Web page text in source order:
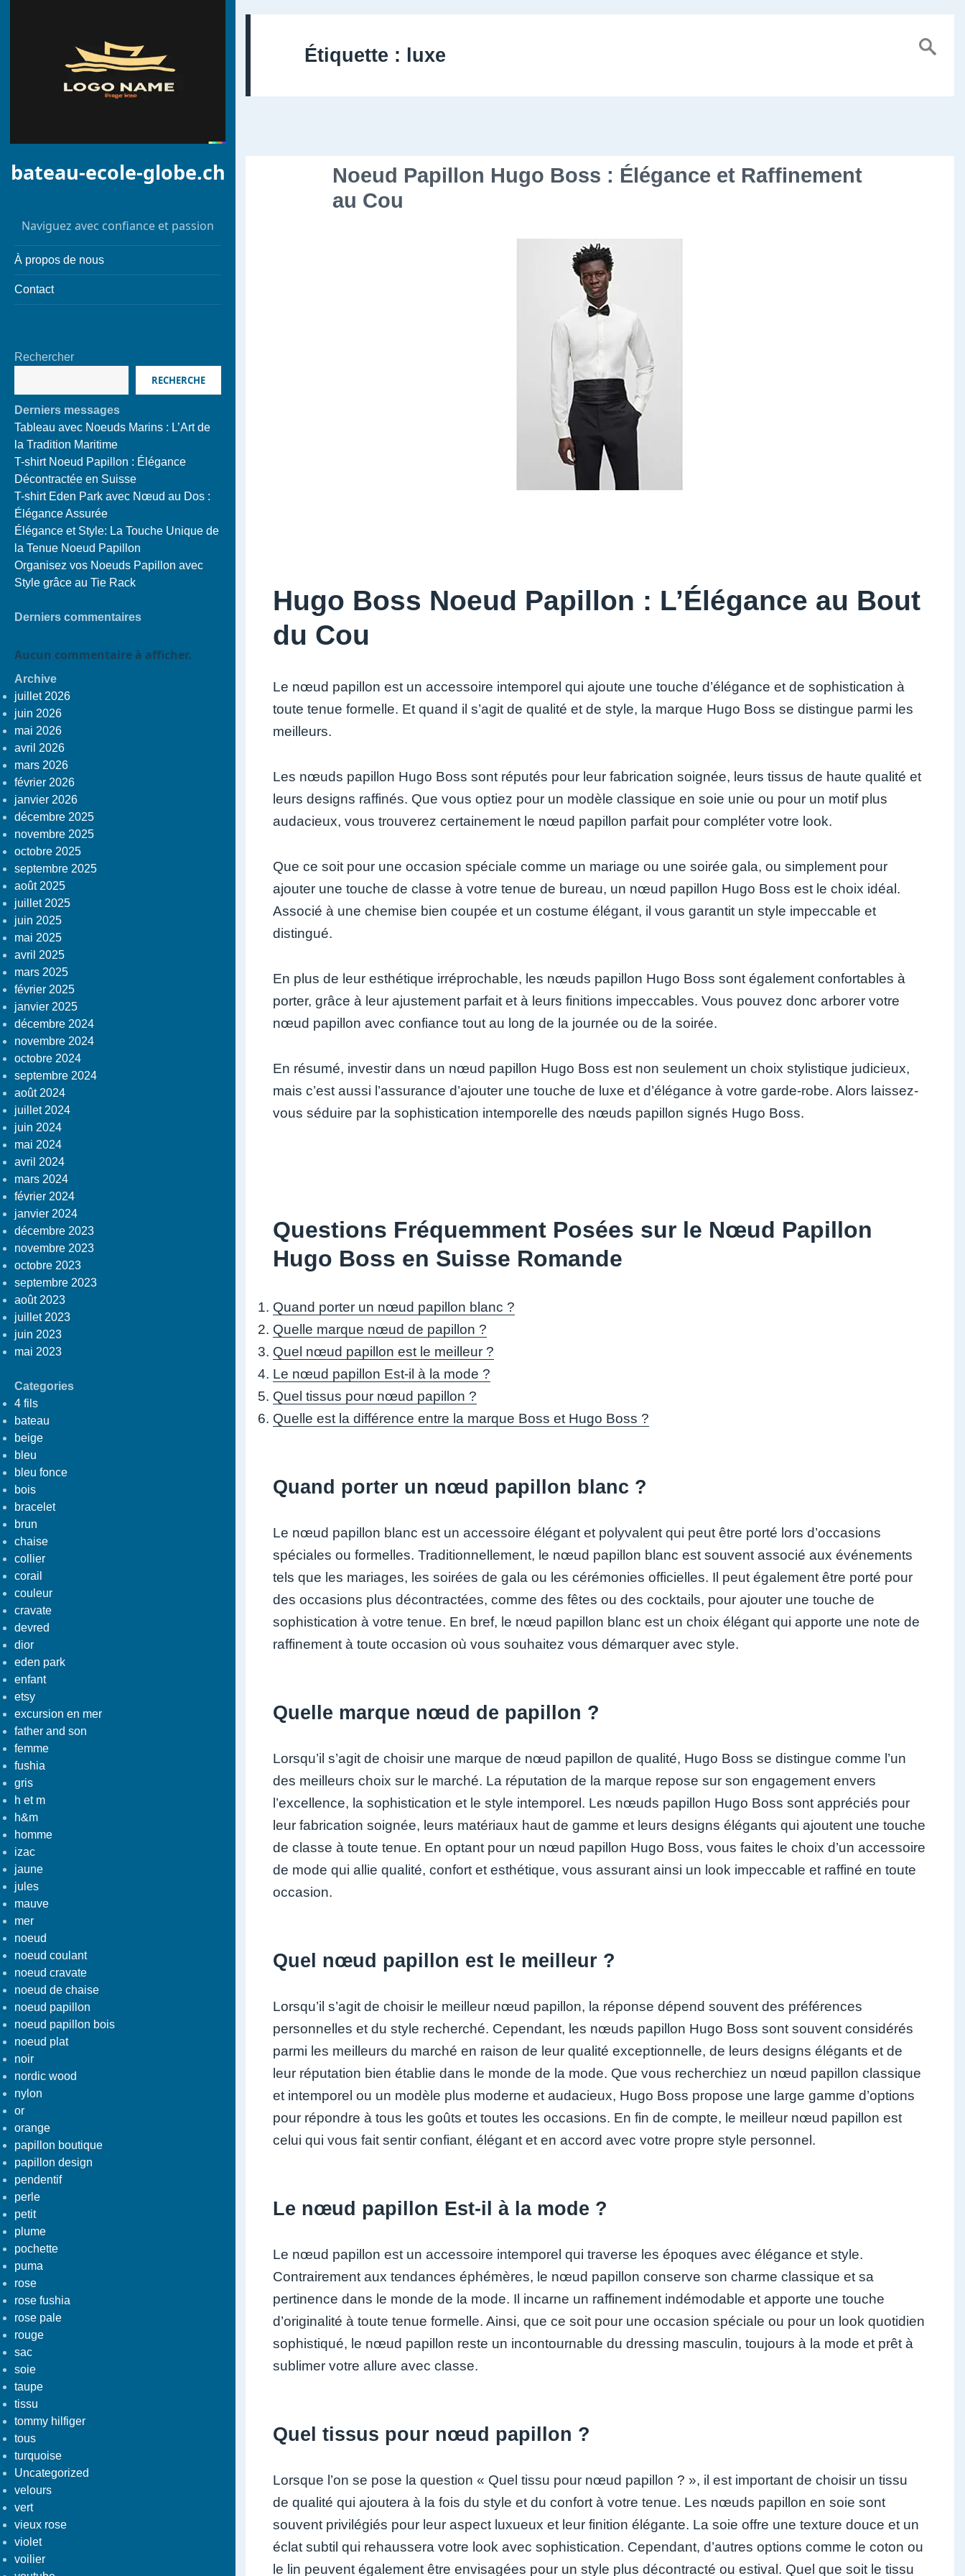
bateau-ecole-globe.ch
Naviguez avec confiance et passion
À propos de nous
Contact
Rechercher
RECHERCHE
Derniers messages
Tableau avec Noeuds Marins : L’Art de
la Tradition Maritime
T-shirt Noeud Papillon : Élégance
Décontractée en Suisse
T-shirt Eden Park avec Nœud au Dos :
Élégance Assurée
Élégance et Style: La Touche Unique de
la Tenue Noeud Papillon
Organisez vos Noeuds Papillon avec
Style grâce au Tie Rack
Derniers commentaires
Aucun commentaire à afficher.
Archive
juillet 2026
juin 2026
mai 2026
avril 2026
mars 2026
février 2026
janvier 2026
décembre 2025
novembre 2025
octobre 2025
septembre 2025
août 2025
juillet 2025
juin 2025
mai 2025
avril 2025
mars 2025
février 2025
janvier 2025
décembre 2024
novembre 2024
octobre 2024
septembre 2024
août 2024
juillet 2024
juin 2024
mai 2024
avril 2024
mars 2024
février 2024
janvier 2024
décembre 2023
novembre 2023
octobre 2023
septembre 2023
août 2023
juillet 2023
juin 2023
mai 2023
Categories
4 fils
bateau
beige
bleu
bleu fonce
bois
bracelet
brun
chaise
collier
corail
couleur
cravate
devred
dior
eden park
enfant
etsy
excursion en mer
father and son
femme
fushia
gris
h et m
h&m
homme
izac
jaune
jules
mauve
mer
noeud
noeud coulant
noeud cravate
noeud de chaise
noeud papillon
noeud papillon bois
noeud plat
noir
nordic wood
nylon
or
orange
papillon boutique
papillon design
pendentif
perle
petit
plume
pochette
puma
rose
rose fushia
rose pale
rouge
sac
soie
taupe
tissu
tommy hilfiger
tous
turquoise
Uncategorized
velours
vert
vieux rose
violet
voilier
Étiquette : luxe
Noeud Papillon Hugo Boss : Élégance et Raffinement
au Cou
Hugo Boss Noeud Papillon : L’Élégance au Bout
du Cou
Le nœud papillon est un accessoire intemporel qui ajoute une touche d’élégance et de sophistication à
toute tenue formelle. Et quand il s’agit de qualité et de style, la marque Hugo Boss se distingue parmi les
meilleurs.
Les nœuds papillon Hugo Boss sont réputés pour leur fabrication soignée, leurs tissus de haute qualité et
leurs designs raffinés. Que vous optiez pour un modèle classique en soie unie ou pour un motif plus
audacieux, vous trouverez certainement le nœud papillon parfait pour compléter votre look.
Que ce soit pour une occasion spéciale comme un mariage ou une soirée gala, ou simplement pour
ajouter une touche de classe à votre tenue de bureau, un nœud papillon Hugo Boss est le choix idéal.
Associé à une chemise bien coupée et un costume élégant, il vous garantit un style impeccable et
distingué.
En plus de leur esthétique irréprochable, les nœuds papillon Hugo Boss sont également confortables à
porter, grâce à leur ajustement parfait et à leurs finitions impeccables. Vous pouvez donc arborer votre
nœud papillon avec confiance tout au long de la journée ou de la soirée.
En résumé, investir dans un nœud papillon Hugo Boss est non seulement un choix stylistique judicieux,
mais c’est aussi l’assurance d’ajouter une touche de luxe et d’élégance à votre garde-robe. Alors laissez-
vous séduire par la sophistication intemporelle des nœuds papillon signés Hugo Boss.
Questions Fréquemment Posées sur le Nœud Papillon
Hugo Boss en Suisse Romande
Quand porter un nœud papillon blanc ?
Quelle marque nœud de papillon ?
Quel nœud papillon est le meilleur ?
Le nœud papillon Est-il à la mode ?
Quel tissus pour nœud papillon ?
Quelle est la différence entre la marque Boss et Hugo Boss ?
Quand porter un nœud papillon blanc ?
Le nœud papillon blanc est un accessoire élégant et polyvalent qui peut être porté lors d’occasions
spéciales ou formelles. Traditionnellement, le nœud papillon blanc est souvent associé aux événements
tels que les mariages, les soirées de gala ou les cérémonies officielles. Il peut également être porté pour
des occasions plus décontractées, comme des fêtes ou des cocktails, pour ajouter une touche de
sophistication à votre tenue. En bref, le nœud papillon blanc est un choix élégant qui apporte une note de
raffinement à toute occasion où vous souhaitez vous démarquer avec style.
Quelle marque nœud de papillon ?
Lorsqu’il s’agit de choisir une marque de nœud papillon de qualité, Hugo Boss se distingue comme l’un
des meilleurs choix sur le marché. La réputation de la marque repose sur son engagement envers
l’excellence, la sophistication et le style intemporel. Les nœuds papillon Hugo Boss sont appréciés pour
leur fabrication soignée, leurs matériaux haut de gamme et leurs designs élégants qui ajoutent une touche
de classe à toute tenue. En optant pour un nœud papillon Hugo Boss, vous faites le choix d’un accessoire
de mode qui allie qualité, confort et esthétique, vous assurant ainsi un look impeccable et raffiné en toute
occasion.
Quel nœud papillon est le meilleur ?
Lorsqu’il s’agit de choisir le meilleur nœud papillon, la réponse dépend souvent des préférences
personnelles et du style recherché. Cependant, les nœuds papillon Hugo Boss sont souvent considérés
parmi les meilleurs du marché en raison de leur qualité exceptionnelle, de leurs designs élégants et de
leur réputation bien établie dans le monde de la mode. Que vous recherchiez un nœud papillon classique
et intemporel ou un modèle plus moderne et audacieux, Hugo Boss propose une large gamme d’options
pour répondre à tous les goûts et toutes les occasions. En fin de compte, le meilleur nœud papillon est
celui qui vous fait sentir confiant, élégant et en accord avec votre propre style personnel.
Le nœud papillon Est-il à la mode ?
Le nœud papillon est un accessoire intemporel qui traverse les époques avec élégance et style.
Contrairement aux tendances éphémères, le nœud papillon conserve son charme classique et sa
pertinence dans le monde de la mode. Il incarne un raffinement indémodable et apporte une touche
d’originalité à toute tenue formelle. Ainsi, que ce soit pour une occasion spéciale ou pour un look quotidien
sophistiqué, le nœud papillon reste un incontournable du dressing masculin, toujours à la mode et prêt à
sublimer votre allure avec classe.
Quel tissus pour nœud papillon ?
Lorsque l’on se pose la question « Quel tissu pour nœud papillon ? », il est important de choisir un tissu
de qualité qui ajoutera à la fois du style et du confort à votre tenue. Les nœuds papillon en soie sont
souvent privilégiés pour leur aspect luxueux et leur finition élégante. La soie offre une texture douce et un
éclat subtil qui rehaussera votre look avec sophistication. Cependant, d’autres options comme le coton ou
le lin peuvent également être envisagées pour un style plus décontracté ou estival. Quel que soit le tissu